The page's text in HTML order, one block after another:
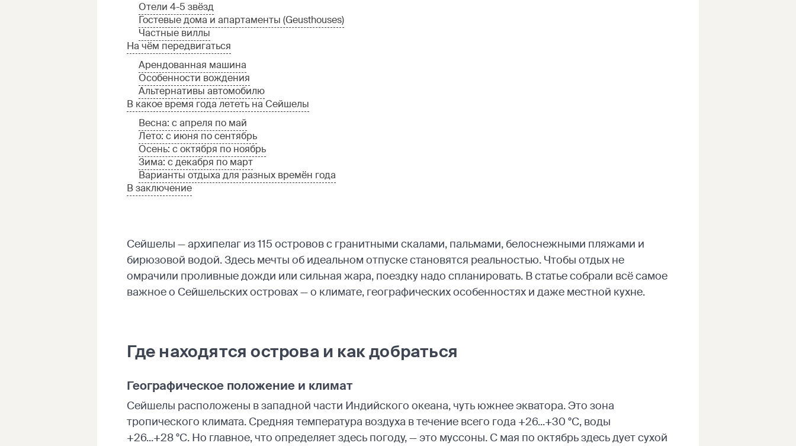
Отели 4-5 звёзд
Гостевые дома и апартаменты (Geusthouses)
Частные виллы
На чём передвигаться
Арендованная машина
Особенности вождения
Альтернативы автомобилю
В какое время года лететь на Сейшелы
Весна: с апреля по май
Лето: с июня по сентябрь
Осень: с октября по ноябрь
Зима: с декабря по март
Варианты отдыха для разных времён года
В заключение
Сейшелы — архипелаг из 115 островов с гранитными скалами, пальмами, белоснежными пляжами и
бирюзовой водой. Здесь мечты об идеальном отпуске становятся реальностью. Чтобы отдых не
омрачили проливные дожди или сильная жара, поездку надо спланировать. В статье собрали всё самое
важное о Сейшельских островах — о климате, географических особенностях и даже местной кухне.
Где находятся острова и как добраться
Географическое положение и климат
Сейшелы расположены в западной части Индийского океана, чуть южнее экватора. Это зона
тропического климата. Средняя температура воздуха в течение всего года +26...+30 °C, воды
+26...+28 °C. Но главное, что определяет здесь погоду, — это муссоны. С мая по октябрь здесь дует сухой